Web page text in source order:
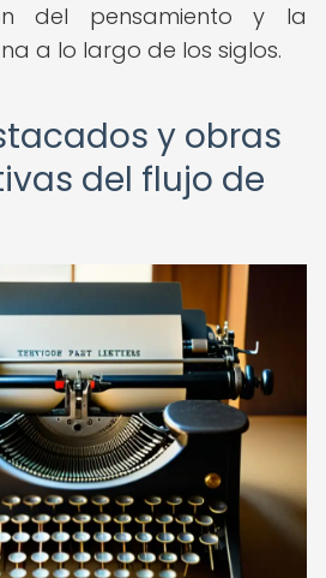
del pensamiento y la
a lo largo de los siglos.
y obras
del flujo de